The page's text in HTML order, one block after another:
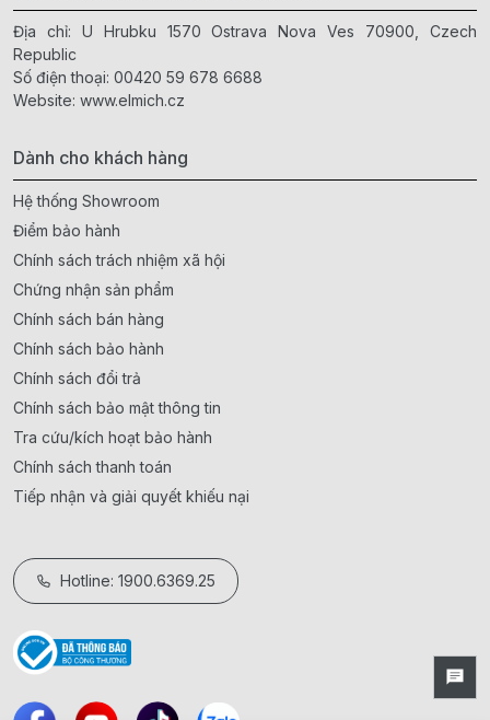
Địa chỉ: U Hrubku 1570 Ostrava Nova Ves 70900, Czech
Republic
Số điện thoại: 00420 59 678 6688
Website: www.elmich.cz
Dành cho khách hàng
Hệ thống Showroom
Điểm bảo hành
Chính sách trách nhiệm xã hội
Chứng nhận sản phẩm
Chính sách bán hàng
Chính sách bảo hành
Chính sách đổi trả
Chính sách bảo mật thông tin
Tra cứu/kích hoạt bảo hành
Chính sách thanh toán
Tiếp nhận và giải quyết khiếu nại
Hotline: 1900.6369.25